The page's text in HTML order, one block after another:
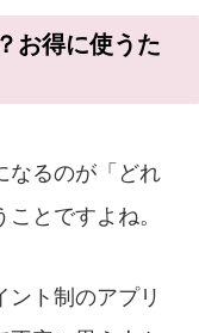
お得に使うた
なるのが「どれ
とですよね。
ント制のアプリ